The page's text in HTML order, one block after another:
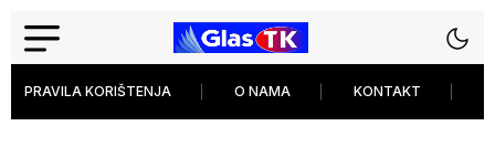
PRAVILA KORIŠTENJA O NAMA KONTAKT